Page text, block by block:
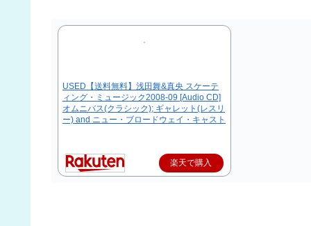
USED【送料無料】浅田舞&真央 スケーテ
ィング・ミュージック2008-09 [Audio CD]
オムニバス(クラシック); ギャレット(レスリ
ー) and ニュー・ブロードウェイ・キャスト
楽天で購入